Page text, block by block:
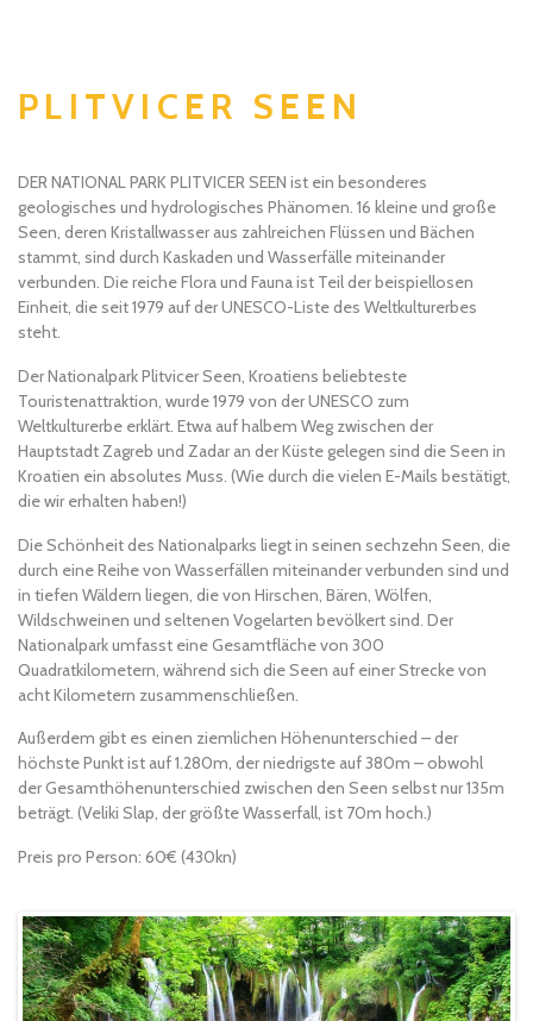
PLITVICER SEEN
DER NATIONAL PARK PLITVICER SEEN ist ein besonderes
geologisches und hydrologisches Phänomen. 16 kleine und große
Seen, deren Kristallwasser aus zahlreichen Flüssen und Bächen
stammt, sind durch Kaskaden und Wasserfälle miteinander
verbunden. Die reiche Flora und Fauna ist Teil der beispiellosen
Einheit, die seit 1979 auf der UNESCO-Liste des Weltkulturerbes
steht.
Der Nationalpark Plitvicer Seen, Kroatiens beliebteste
Touristenattraktion, wurde 1979 von der UNESCO zum
Weltkulturerbe erklärt. Etwa auf halbem Weg zwischen der
Hauptstadt Zagreb und Zadar an der Küste gelegen sind die Seen in
Kroatien ein absolutes Muss. (Wie durch die vielen E-Mails bestätigt,
die wir erhalten haben!)
Die Schönheit des Nationalparks liegt in seinen sechzehn Seen, die
durch eine Reihe von Wasserfällen miteinander verbunden sind und
in tiefen Wäldern liegen, die von Hirschen, Bären, Wölfen,
Wildschweinen und seltenen Vogelarten bevölkert sind. Der
Nationalpark umfasst eine Gesamtfläche von 300
Quadratkilometern, während sich die Seen auf einer Strecke von
acht Kilometern zusammenschließen.
Außerdem gibt es einen ziemlichen Höhenunterschied – der
höchste Punkt ist auf 1.280m, der niedrigste auf 380m – obwohl
der Gesamthöhenunterschied zwischen den Seen selbst nur 135m
beträgt. (Veliki Slap, der größte Wasserfall, ist 70m hoch.)
Preis pro Person: 60€ (430kn)